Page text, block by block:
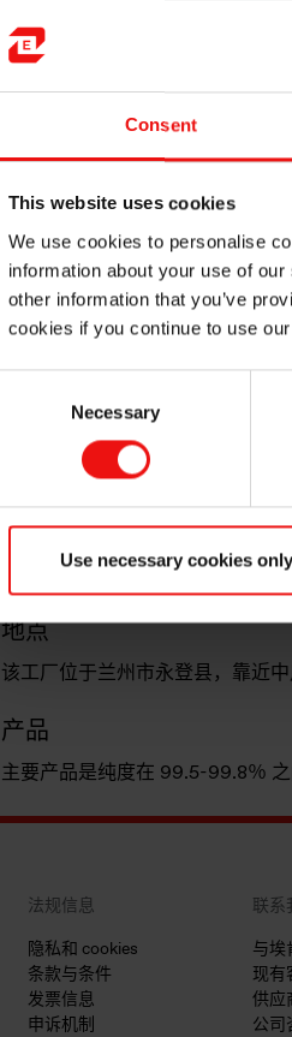
Consent
This website uses cookies
We use cookies to personalise
information about your use of
other information that you’ve
cookies if you continue to use
Necessary
Use necessary cookies only
商。目前该工厂的年产能为
地点
该工厂位于兰州市永登县，靠近中
产品
主要产品是纯度在 99.5-99.8％ 之
法规信息
隐私和 cookies
条款与条件
发票信息
申诉机制
联系
与埃
现有
供应
公司